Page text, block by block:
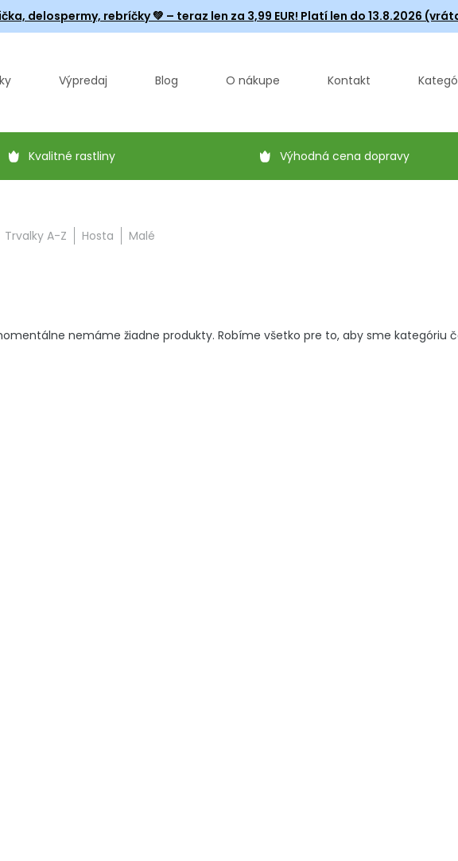
delospermy, rebríčky💚 – teraz len za 3,99 EUR! Platí len do 13.8.2026
Výpredaj Blog O nákupe Kontakt
Kvalitné rastliny Výhodná cena dopravy
Trvalky A-Z Hosta Malé
nemáme žiadne produkty. Robíme všetko pre to, aby sme kategóriu